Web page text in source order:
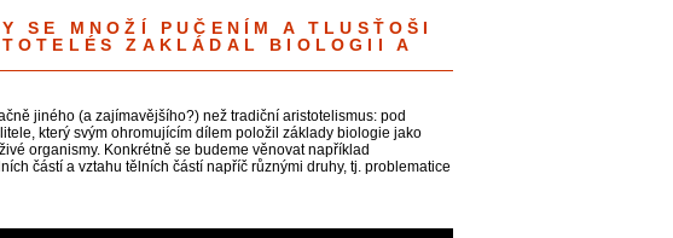
SE MNOŽÍ PUČENÍM A TLUSŤOŠI
ZAKLÁDAL BIOLOGII A
jiného (a zajímavějšího?) než tradiční aristotelismus: pod
který svým ohromujícím dílem položil základy biologie jako
organismy. Konkrétně se budeme věnovat například
částí a vztahu tělních částí napříč různými druhy, tj. problematice